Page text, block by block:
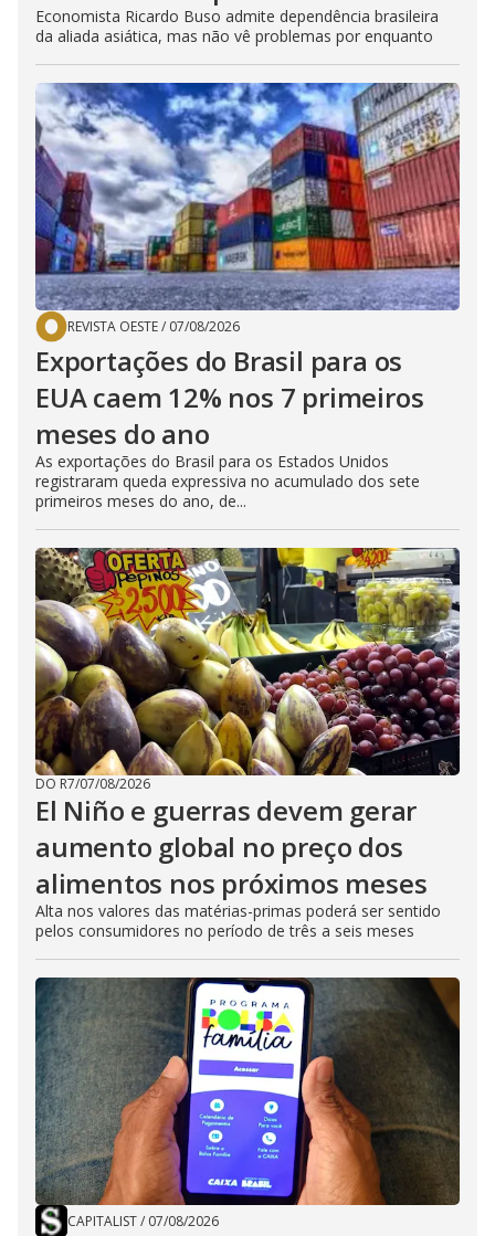
Economista Ricardo Buso admite dependência brasileira
da aliada asiática, mas não vê problemas por enquanto
REVISTA OESTE/ 07/08/2026
Exportações do Brasil para os
EUA caem 12% nos 7 primeiros
meses do ano
As exportações do Brasil para os Estados Unidos
registraram queda expressiva no acumulado dos sete
primeiros meses do ano, de...
DO R7/07/08/2026
El Niño e guerras devem gerar
aumento global no preço dos
alimentos nos próximos meses
Alta nos valores das matérias-primas poderá ser sentido
pelos consumidores no período de três a seis meses
CAPITALIST/ 07/08/2026